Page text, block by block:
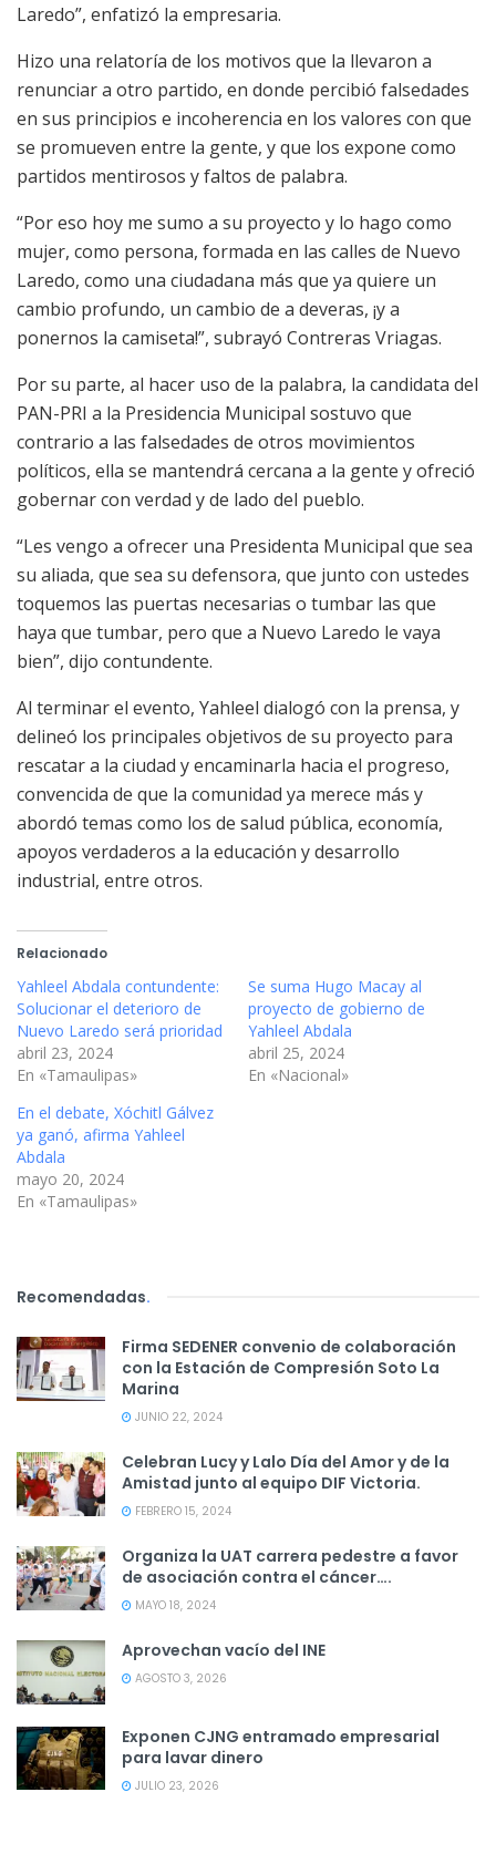
Laredo”, enfatizó la empresaria.
Hizo una relatoría de los motivos que la llevaron a
renunciar a otro partido, en donde percibió falsedades
en sus principios e incoherencia en los valores con que
se promueven entre la gente, y que los expone como
partidos mentirosos y faltos de palabra.
“Por eso hoy me sumo a su proyecto y lo hago como
mujer, como persona, formada en las calles de Nuevo
Laredo, como una ciudadana más que ya quiere un
cambio profundo, un cambio de a deveras, ¡y a
ponernos la camiseta!”, subrayó Contreras Vriagas.
Por su parte, al hacer uso de la palabra, la candidata del
PAN-PRI a la Presidencia Municipal sostuvo que
contrario a las falsedades de otros movimientos
políticos, ella se mantendrá cercana a la gente y ofreció
gobernar con verdad y de lado del pueblo.
“Les vengo a ofrecer una Presidenta Municipal que sea
su aliada, que sea su defensora, que junto con ustedes
toquemos las puertas necesarias o tumbar las que
haya que tumbar, pero que a Nuevo Laredo le vaya
bien”, dijo contundente.
Al terminar el evento, Yahleel dialogó con la prensa, y
delineó los principales objetivos de su proyecto para
rescatar a la ciudad y encaminarla hacia el progreso,
convencida de que la comunidad ya merece más y
abordó temas como los de salud pública, economía,
apoyos verdaderos a la educación y desarrollo
industrial, entre otros.
Relacionado
Yahleel Abdala contundente:
Solucionar el deterioro de
Nuevo Laredo será prioridad
abril 23, 2024
En «Tamaulipas»
Se suma Hugo Macay al
proyecto de gobierno de
Yahleel Abdala
abril 25, 2024
En «Nacional»
En el debate, Xóchitl Gálvez
ya ganó, afirma Yahleel
Abdala
mayo 20, 2024
En «Tamaulipas»
Recomendadas.
Firma SEDENER convenio de colaboración
con la Estación de Compresión Soto La
Marina
JUNIO 22, 2024
Celebran Lucy y Lalo Día del Amor y de la
Amistad junto al equipo DIF Victoria.
FEBRERO 15, 2024
Organiza la UAT carrera pedestre a favor
de asociación contra el cáncer….
MAYO 18, 2024
Aprovechan vacío del INE
AGOSTO 3, 2026
Exponen CJNG entramado empresarial
para lavar dinero
JULIO 23, 2026